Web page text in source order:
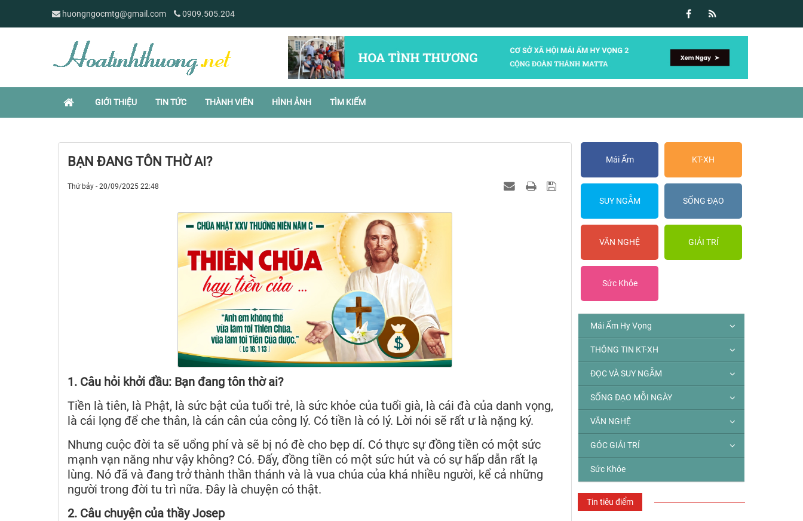
huongngocmtg@gmail.com 0909.505.204
GIỚI THIỆU TIN TỨC THÀNH VIÊN HÌNH ẢNH TÌM KIẾM
BẠN ĐANG TÔN THỜ AI?
Thứ bảy - 20/09/2025 22:48
1. Câu hỏi khởi đầu: Bạn đang tôn thờ ai?
Tiền là tiên, là Phật, là sức bật của tuổi trẻ, là sức khỏe của tuổi già, là cái đà của danh vọng,
là cái lọng để che thân, là cán cân của công lý. Có tiền là có lý. Lời nói sẽ rất ư là nặng ký.
Nhưng cuộc đời ta sẽ uổng phí và sẽ bị nó đè cho bẹp dí. Có thực sự đồng tiền có một sức
mạnh vạn năng như vậy không? Có. Đấy, đồng tiền có một sức hút và có sự hấp dẫn rất lạ
lùng. Nó đã và đang trở thành thần thánh và là vua chúa của khá nhiều người, kể cả những
người trong đời tu trì nữa. Đây là chuyện có thật.
2. Câu chuyện của thầy Josep
Mái Ấm KT-XH
SUY NGẪM SỐNG ĐẠO
VĂN NGHỆ GIẢI TRÍ
Sức Khỏe
Mái Ấm Hy Vọng
THÔNG TIN KT-XH
ĐỌC VÀ SUY NGẪM
SỐNG ĐẠO MỖI NGÀY
VĂN NGHỆ
GÓC GIẢI TRÍ
Sức Khỏe
Tin tiêu điểm